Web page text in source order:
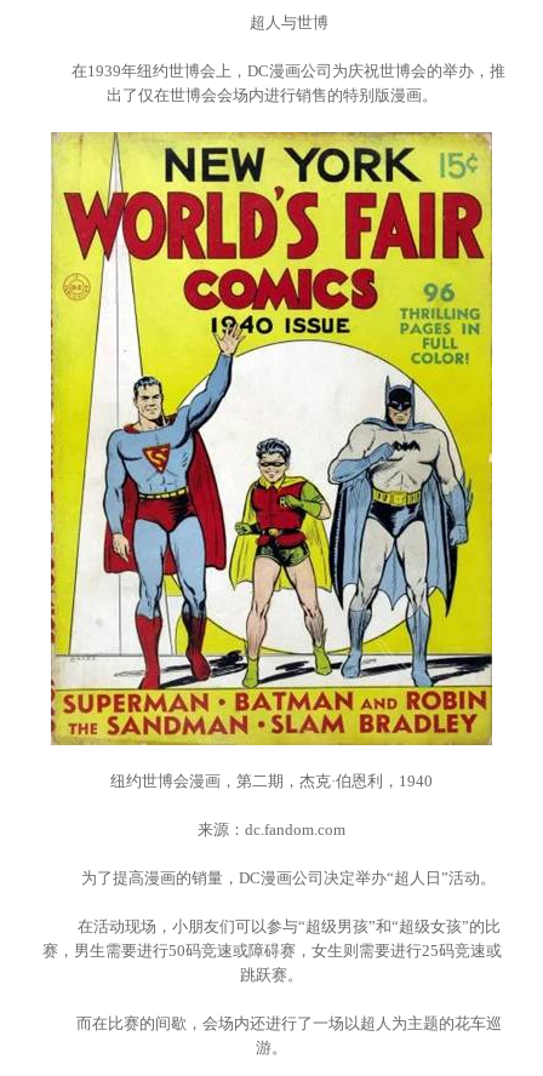
超人与世博
在1939年纽约世博会上，DC漫画公司为庆祝世博会的举办，推
出了仅在世博会会场内进行销售的特别版漫画。
纽约世博会漫画，第二期，杰克·伯恩利，1940
来源：dc.fandom.com
为了提高漫画的销量，DC漫画公司决定举办“超人日”活动。
在活动现场，小朋友们可以参与“超级男孩”和“超级女孩”的比
赛，男生需要进行50码竞速或障碍赛，女生则需要进行25码竞速或
跳跃赛。
而在比赛的间歇，会场内还进行了一场以超人为主题的花车巡
游。